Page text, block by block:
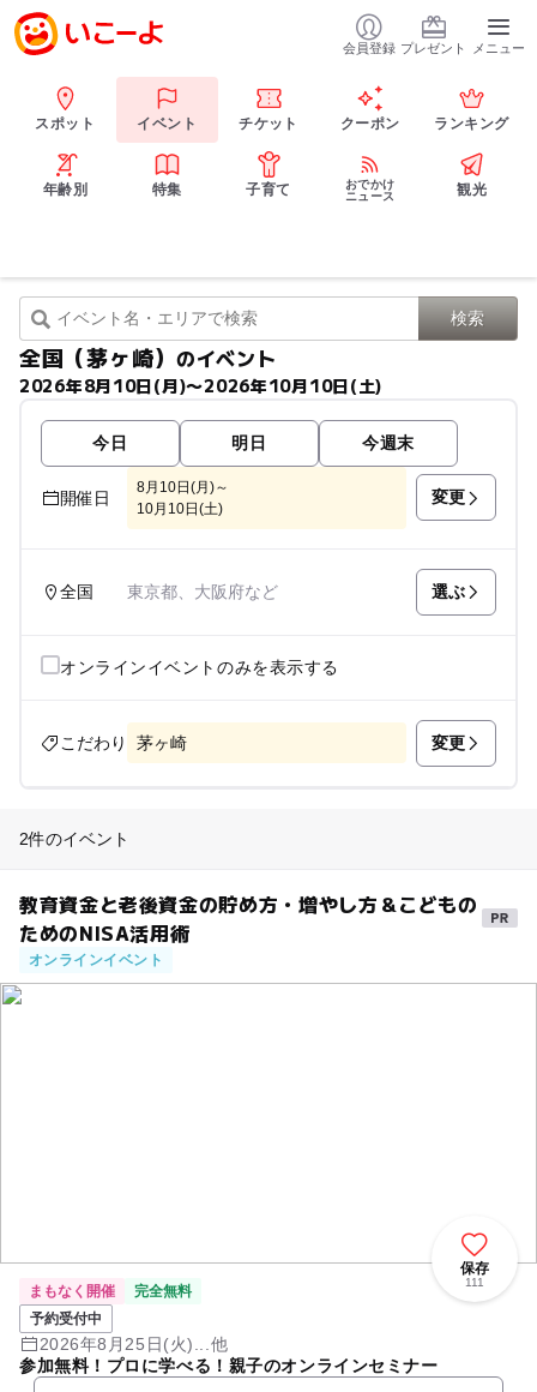
会員登録 プレゼント メニュー
スポット イベント チケット クーポン ランキング
年齢別 特集 子育て
おでかけ
ニュース
観光
全国（茅ヶ崎）のイベント
2026年8月10日(月)〜2026年10月10日(土)
今日 明日 今週末
開催日
8月10日(月)～
10月10日(土)
変更
全国 東京都、大阪府など 選ぶ
オンラインイベントのみを表示する
こだわり 茅ヶ崎 変更
2件のイベント
教育資金と老後資金の貯め方・増やし方＆こどもの
ためのNISA活用術
オンラインイベント
保存
111
まもなく開催
完全無料
予約受付中
2026年8月25日(火)...他
参加無料！プロに学べる！親子のオンラインセミナー